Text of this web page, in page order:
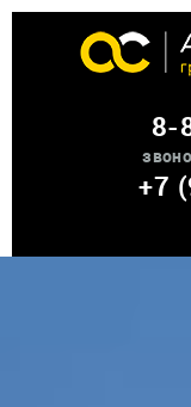
8-
+7